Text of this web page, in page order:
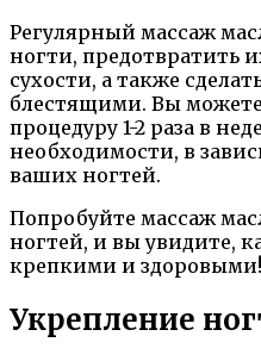
Регулярный массаж
ногти, предотвратить
сухости, а также
блестящими. Вы
процедуру 1-2 раза в
необходимости, в
ваших ногтей.
Попробуйте массаж
ногтей, и вы увидите,
крепкими и здоровыми!
Укрепление